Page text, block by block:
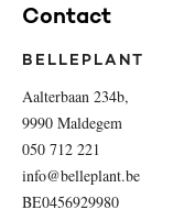
Contact
BELLEPLANT
Aalterbaan 234b,
9990 Maldegem
050 712 221
info@belleplant.be
BE0456929980